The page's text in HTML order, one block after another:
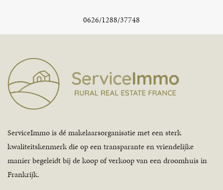
0626/1288/37748
ServiceImmo is dé makelaarsorganisatie met een sterk
kwaliteitskenmerk die op een transparante en vriendelijke
manier begeleidt bij de koop of verkoop van een droomhuis in
Frankrijk.